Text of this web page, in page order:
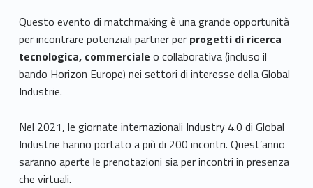
Questo evento di matchmaking è una grande opportunità
per incontrare potenziali partner per progetti di ricerca
tecnologica, commerciale o collaborativa (incluso il
bando Horizon Europe) nei settori di interesse della Global
Industrie.
Nel 2021, le giornate internazionali Industry 4.0 di Global
Industrie hanno portato a più di 200 incontri. Quest’anno
saranno aperte le prenotazioni sia per incontri in presenza
che virtuali.